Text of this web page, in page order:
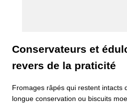
Conservateurs et
revers de la praticité
Fromages râpés qui restent intacts
longue conservation ou biscuits